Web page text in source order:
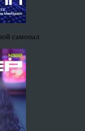
самопал